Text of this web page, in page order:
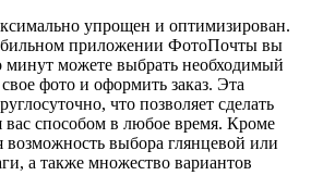
упрощен и оптимизирован.
приложении ФотоПочты вы
минут можете выбрать необходимый
фото и оформить заказ. Эта
что позволяет сделать
вас способом в любое время. Кроме
возможность выбора глянцевой или
а также множество вариантов